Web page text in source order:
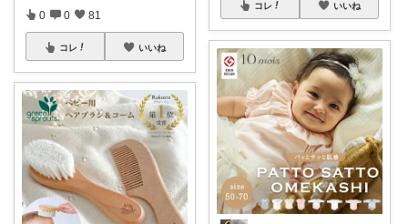
0 0 81
コレ いいね
コレ いいね